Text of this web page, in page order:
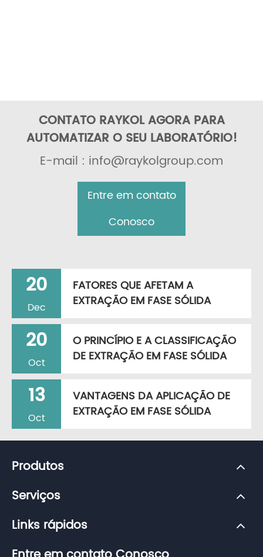
CONTATO RAYKOL AGORA PARA
AUTOMATIZAR O SEU LABORATÓRIO!
E-mail : info@raykolgroup.com
Entre em contato
Conosco
20
Dec
FATORES QUE AFETAM A
EXTRAÇÃO EM FASE SÓLIDA
20
Oct
O PRINCÍPIO E A CLASSIFICAÇÃO
DE EXTRAÇÃO EM FASE SÓLIDA
13
Oct
VANTAGENS DA APLICAÇÃO DE
EXTRAÇÃO EM FASE SÓLIDA
Produtos
Serviços
Links rápidos